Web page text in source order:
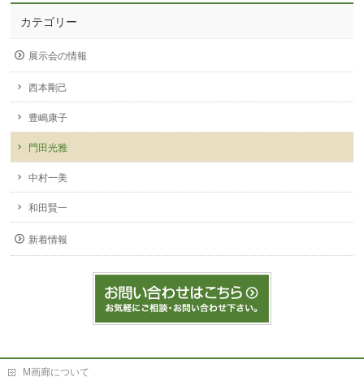
カテゴリー
展示会の情報
西本剛己
豊嶋康子
門田光雅
中村一美
和田賢一
新着情報
M画廊について